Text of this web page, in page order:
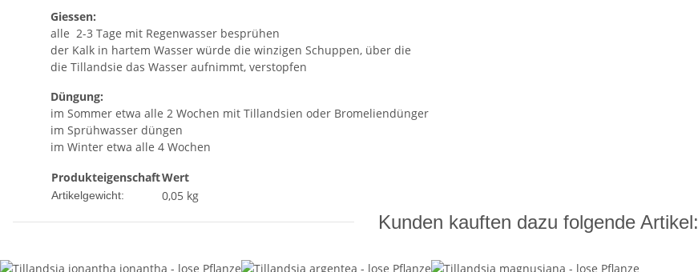
Giessen:
alle 2-3 Tage mit Regenwasser besprühen
der Kalk in hartem Wasser würde die winzigen Schuppen, über die
die Tillandsie das Wasser aufnimmt, verstopfen
Düngung:
im Sommer etwa alle 2 Wochen mit Tillandsien oder Bromeliendünger
im Sprühwasser düngen
im Winter etwa alle 4 Wochen
ProdukteigenschaftWert
Artikelgewicht: 0,05 kg
Kunden kauften dazu folgende Artikel: